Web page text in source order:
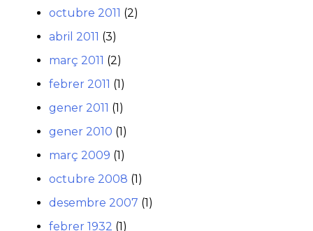
octubre 2011 (2)
abril 2011 (3)
març 2011 (2)
febrer 2011 (1)
gener 2011 (1)
gener 2010 (1)
març 2009 (1)
octubre 2008 (1)
desembre 2007 (1)
febrer 1932 (1)